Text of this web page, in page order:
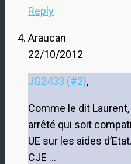
Reply
Araucan
22/10/2012
JG2433 (#2),
Comme le dit
arrêté qui soit
UE sur les aides
CJE …